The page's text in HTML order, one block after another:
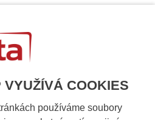
VYUŽÍVÁ COOKIES
používáme soubory